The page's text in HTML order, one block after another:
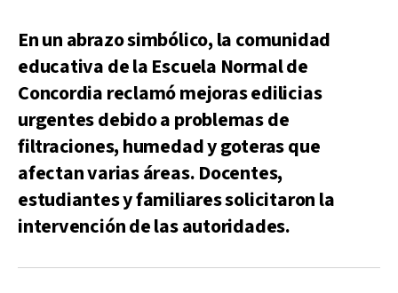
En un abrazo simbólico, la comunidad
educativa de la Escuela Normal de
Concordia reclamó mejoras edilicias
urgentes debido a problemas de
filtraciones, humedad y goteras que
afectan varias áreas. Docentes,
estudiantes y familiares solicitaron la
intervención de las autoridades.